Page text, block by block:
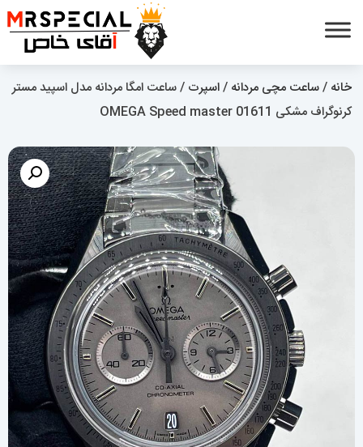
خانه /ساعت مچی مردانه /اسپرت / ساعت امگا مردانه مدل اسپید مستر
کرنوگراف مشکی OMEGA Speed master 01611